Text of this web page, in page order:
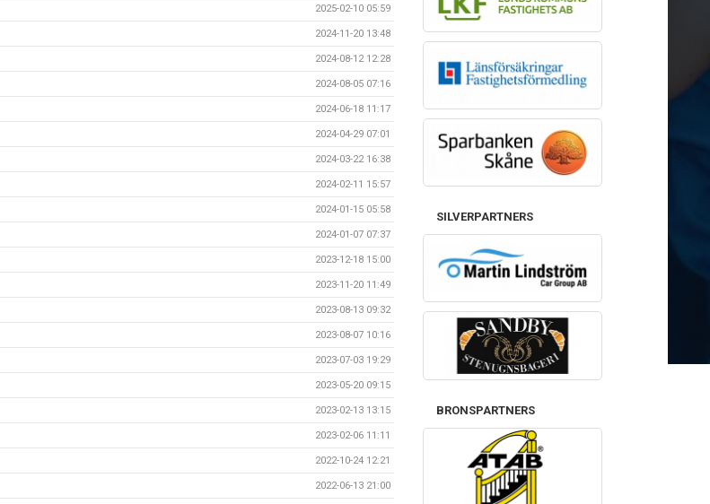
2025-02-10 05:59
2024-11-20 13:48
2024-08-12 12:28
2024-08-05 07:16
2024-06-18 11:17
2024-04-29 07:01
2024-03-22 16:38
2024-02-11 15:57
2024-01-15 05:58
2024-01-07 07:37
2023-12-18 15:00
2023-11-20 11:49
2023-08-13 09:32
2023-08-07 10:16
2023-07-03 19:29
2023-05-20 09:15
2023-02-13 13:15
2023-02-06 11:11
2022-10-24 12:21
2022-06-13 21:00
SILVERPARTNERS
BRONSPARTNERS